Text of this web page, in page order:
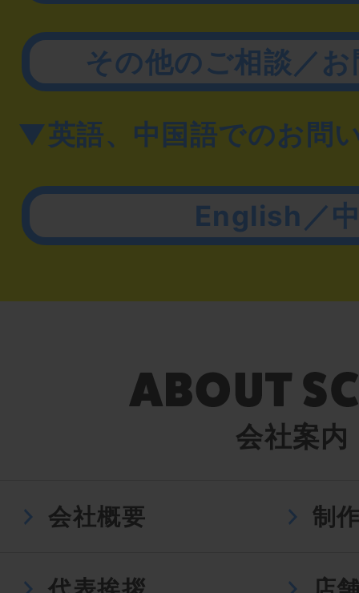
その他のご相談／
▼英語、中国語でのお問
English／
会社案内
会社概要 制